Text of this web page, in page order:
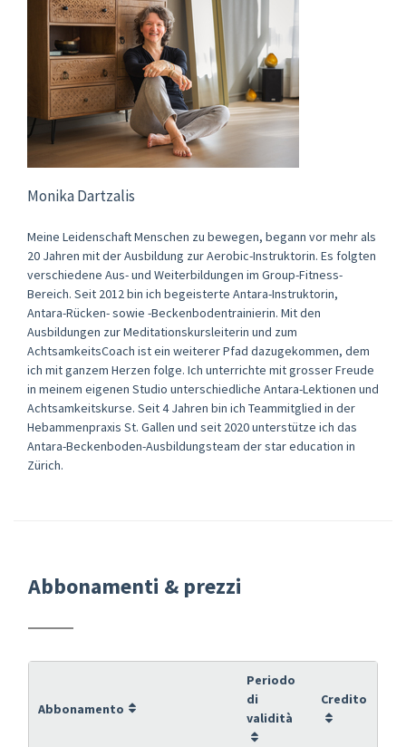
Monika Dartzalis
Meine Leidenschaft Menschen zu bewegen, begann vor mehr als
20 Jahren mit der Ausbildung zur Aerobic-Instruktorin. Es folgten
verschiedene Aus- und Weiterbildungen im Group-Fitness-
Bereich. Seit 2012 bin ich begeisterte Antara-Instruktorin,
Antara-Rücken- sowie -Beckenbodentrainierin. Mit den
Ausbildungen zur Meditationskursleiterin und zum
AchtsamkeitsCoach ist ein weiterer Pfad dazugekommen, dem
ich mit ganzem Herzen folge. Ich unterrichte mit grosser Freude
in meinem eigenen Studio unterschiedliche Antara-Lektionen und
Achtsamkeitskurse. Seit 4 Jahren bin ich Teammitglied in der
Hebammenpraxis St. Gallen und seit 2020 unterstütze ich das
Antara-Beckenboden-Ausbildungsteam der star education in
Zürich.
Abbonamenti & prezzi
Abbonamento
Periodo
di
validità
Credito